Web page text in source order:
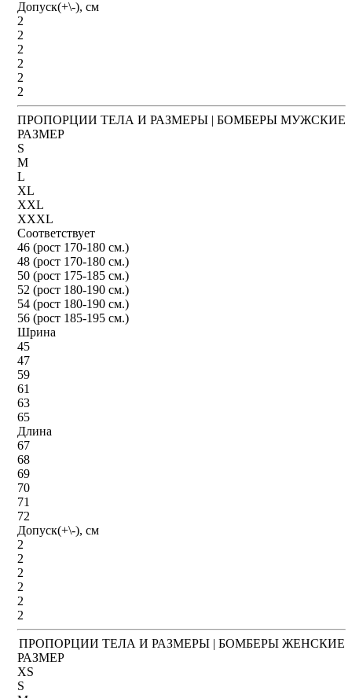
Допуск(+\-), см
2
2
2
2
2
2
ПРОПОРЦИИ ТЕЛА И РАЗМЕРЫ | БОМБЕРЫ МУЖСКИЕ
РАЗМЕР
S
M
L
XL
XXL
XXXL
Соответствует
46 (рост 170-180 см.)
48 (рост 170-180 см.)
50 (рост 175-185 см.)
52 (рост 180-190 см.)
54 (рост 180-190 см.)
56 (рост 185-195 см.)
Шрина
45
47
59
61
63
65
Длина
67
68
69
70
71
72
Допуск(+\-), см
2
2
2
2
2
2
ПРОПОРЦИИ ТЕЛА И РАЗМЕРЫ | БОМБЕРЫ ЖЕНСКИЕ
РАЗМЕР
XS
S